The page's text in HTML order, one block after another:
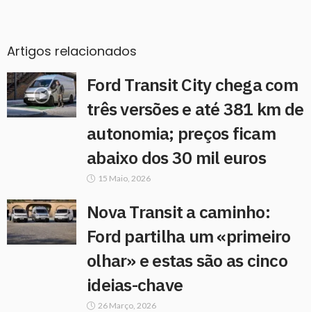
Artigos relacionados
Ford Transit City chega com
três versões e até 381 km de
autonomia; preços ficam
abaixo dos 30 mil euros
15 Maio, 2026
Nova Transit a caminho:
Ford partilha um «primeiro
olhar» e estas são as cinco
ideias-chave
26 Março, 2026